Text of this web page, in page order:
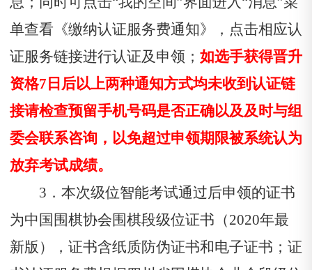
单查看《缴纳认证服务费通知》，点击相应认
证服务链接进行认证及申领； 如选手获得晋升
资格7日后以上两种通知方式均未收到认证链
接请检查预留手机号码是否正确以及及时与组
委会联系咨询，以免超过申领期限被系统认为
放弃考试成绩。
3．本次级位智能考试通过后申领的证书
为中国围棋协会围棋段级位证书（2020年最
新版），证书含纸质防伪证书和电子证书；证